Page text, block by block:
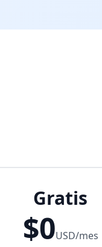
Gratis
$0USD/mes